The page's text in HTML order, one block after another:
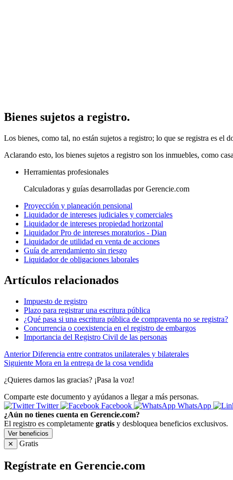
Bienes sujetos a registro.
Los bienes, como tal, no están sujetos a registro; lo que se registra es el
Aclarando esto, los bienes sujetos a registro son los inmuebles, como
Herramientas profesionales
Calculadoras y guías desarrolladas por Gerencie.com
Proyección y planeación pensional
Liquidador de intereses judiciales y comerciales
Liquidador de intereses propiedad horizontal
Liquidador Pro de intereses moratorios - Dian
Liquidador de utilidad en venta de acciones
Guía de arrendamiento sin riesgo
Liquidador de obligaciones laborales
Artículos relacionados
Impuesto de registro
Plazo para registrar una escritura pública
¿Qué pasa si una escritura pública de compraventa no se registra?
Concurrencia o coexistencia en el registro de embargos
Importancia del Registro Civil de las personas
Anterior Diferencia entre contratos unilaterales y bilaterales
Siguiente Mora en la entrega de la cosa vendida
¿Quieres darnos las gracias? ¡Pasa la voz!
Comparte este documento y ayúdanos a llegar a más personas.
Twitter
Facebook WhatsApp
¿Aún no tienes cuenta en Gerencie.com?
El registro es completamente gratis y desbloquea beneficios exclusivos.
Ver beneficios
✕
Gratis
Regístrate en Gerencie.com